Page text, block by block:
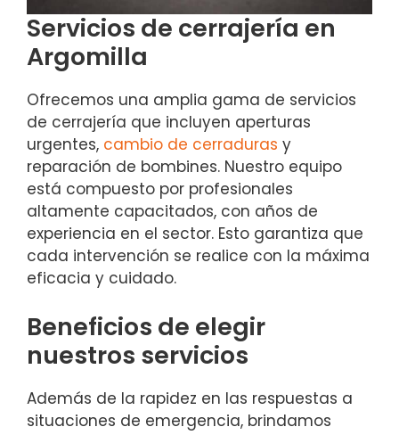
Servicios de cerrajería en
Argomilla
Ofrecemos una amplia gama de servicios
de cerrajería que incluyen aperturas
urgentes, cambio de cerraduras y
reparación de bombines. Nuestro equipo
está compuesto por profesionales
altamente capacitados, con años de
experiencia en el sector. Esto garantiza que
cada intervención se realice con la máxima
eficacia y cuidado.
Beneficios de elegir
nuestros servicios
Además de la rapidez en las respuestas a
situaciones de emergencia, brindamos